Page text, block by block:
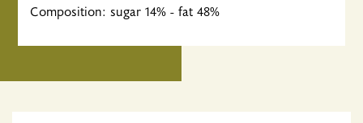
Composition: sugar 14% - fat 48%